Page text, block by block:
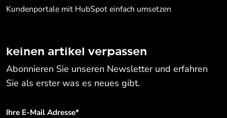
Kundenportale mit HubSpot einfach umsetzen
keinen artikel verpassen
Abonnieren Sie unseren Newsletter und erfahren
Sie als erster was es neues gibt.
Ihre E-Mail Adresse*